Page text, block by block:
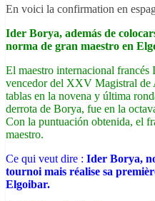
En voici la confirmation en
Ider Borya, además de
norma de gran maestro en
El maestro internacional
vencedor del XXV Magistral de
tablas en la novena y última
derrota de Borya, fue en la
Con la puntuación obtenida, el
maestro.
Ce qui veut dire : Ider Borya,
tournoi mais réalise sa
Elgoibar.